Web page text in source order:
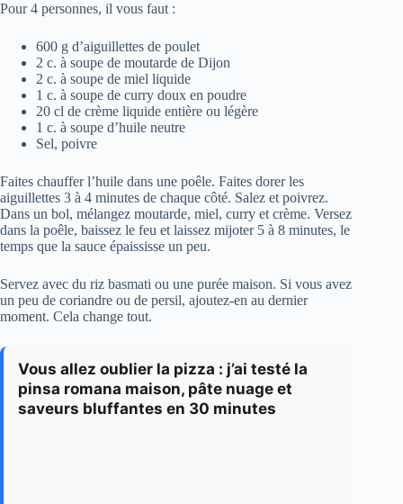
Pour 4 personnes, il vous faut :
600 g d’aiguillettes de poulet
2 c. à soupe de moutarde de Dijon
2 c. à soupe de miel liquide
1 c. à soupe de curry doux en poudre
20 cl de crème liquide entière ou légère
1 c. à soupe d’huile neutre
Sel, poivre
Faites chauffer l’huile dans une poêle. Faites dorer les
aiguillettes 3 à 4 minutes de chaque côté. Salez et poivrez.
Dans un bol, mélangez moutarde, miel, curry et crème. Versez
dans la poêle, baissez le feu et laissez mijoter 5 à 8 minutes, le
temps que la sauce épaississe un peu.
Servez avec du riz basmati ou une purée maison. Si vous avez
un peu de coriandre ou de persil, ajoutez-en au dernier
moment. Cela change tout.
Vous allez oublier la pizza : j’ai testé la
pinsa romana maison, pâte nuage et
saveurs bluffantes en 30 minutes